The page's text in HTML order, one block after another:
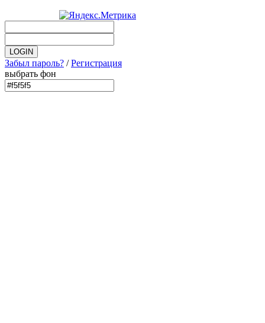
Забыл пароль? /Регистрация
выбрать фон